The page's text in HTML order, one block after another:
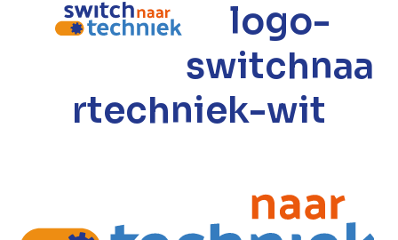
Open
Close
logo-
switchnaa
rtechniek-wit